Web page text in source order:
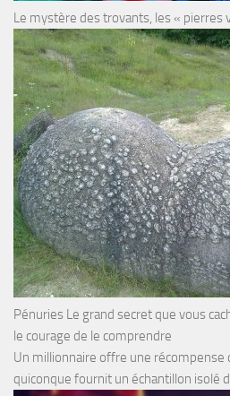
Le mystère des trovants, les « pierres
Pénuries Le grand secret que vous
le courage de le comprendre
Un millionnaire offre une récompense
quiconque fournit un échantillon isolé